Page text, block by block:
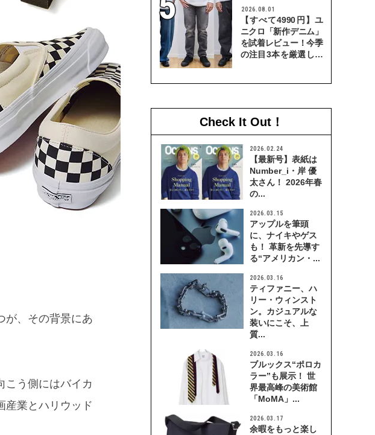
が、その背景にあ
こう側にはバイカ
産業とハリウッド
2026.08.01
【すべて4990円】ユ
ニクロ「新作デニム」
を試着レビュー！今季
の注目3本を厳選して
Check It Out！
2026.02.24
【最新号】表紙は
Number_i・岸 優
太さん！ 2026年春
の...
2026.03.15
アップルを筆頭
に、ナイキやゲス
も！ 革新を先導す
る“アメリカン・...
2026.03.16
ティファニー、ハ
リー・ウィンスト
ン。カジュアルな
装いにこそ、上
質...
2026.03.16
ブルックス“ポロカ
ラー”も展示！ 世
界最高峰の美術館
「MoMA」...
2026.03.17
余暇をもっと楽し